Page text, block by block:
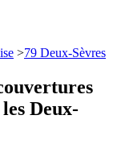
>79 Deux-Sèvres
Deux-